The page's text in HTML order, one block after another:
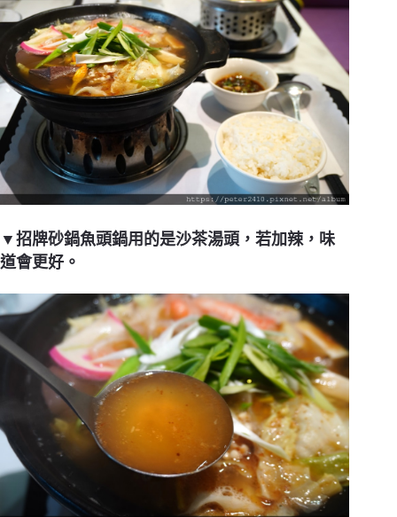
▼招牌砂鍋魚頭鍋用的是沙茶湯頭，若加辣，味
道會更好。